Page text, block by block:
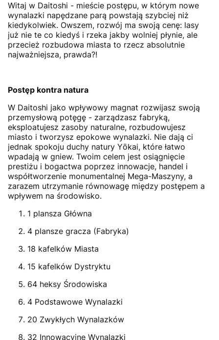
Witaj w Daitoshi - mieście postępu, w którym nowe
wynalazki napędzane parą powstają szybciej niż
kiedykolwiek. Owszem, rozwój ma swoją cenę: lasy
już nie te co kiedyś i rzeka jakby wolniej płynie, ale
przecież rozbudowa miasta to rzecz absolutnie
najważniejsza, prawda?!
Postęp kontra natura
W Daitoshi jako wpływowy magnat rozwijasz swoją
przemysłową potęgę - zarządzasz fabryką,
eksploatujesz zasoby naturalne, rozbudowujesz
miasto i tworzysz epokowe wynalazki. Nie dają ci
jednak spokoju duchy natury Yōkai, które łatwo
wpadają w gniew. Twoim celem jest osiągnięcie
prestiżu i bogactwa poprzez innowacje, handel i
współtworzenie monumentalnej Mega-Maszyny, a
zarazem utrzymanie równowagę między postępem a
wpływem na środowisko.
1 plansza Główna
4 plansze gracza (Fabryka)
18 kafelków Miasta
15 kafelków Dystryktu
64 heksy Środowiska
4 Podstawowe Wynalazki
20 Zwykłych Wynalazków
32 Innowacyjne Wynalazki